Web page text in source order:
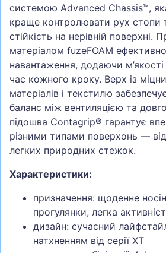
системою Advanced Chassis™,
краще контролювати рух стопи
стійкість на нерівній поверхні.
матеріалом fuzeFOAM
навантаження, додаючи
час кожного кроку. Верх із
матеріалів і текстилю
баланс між вентиляцією та
підошва Contagrip® гарантує
різними типами поверхонь —
легких природних стежок.
Характеристики:
призначення: щоденне
прогулянки, легка
дизайн: сучасний
натхненням від серії XT